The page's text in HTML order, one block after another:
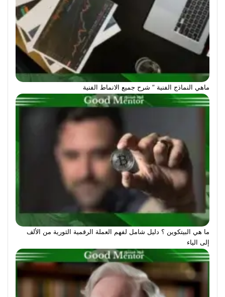
ماهي النماذج الفنية ” شرح جميع الانماط الفنية
ما هي البيتكوين ؟ دليل شامل لفهم العملة الرقمية الثورية من الألف
إلى الياء